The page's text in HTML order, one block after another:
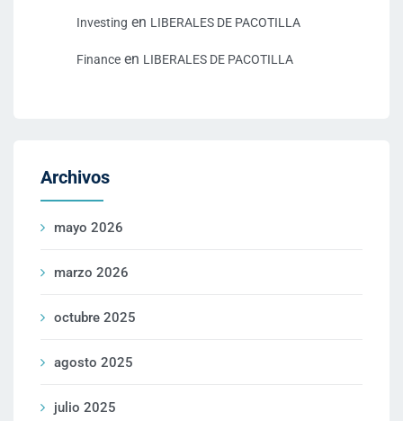
Investing en LIBERALES DE PACOTILLA
Finance en LIBERALES DE PACOTILLA
Archivos
mayo 2026
marzo 2026
octubre 2025
agosto 2025
julio 2025